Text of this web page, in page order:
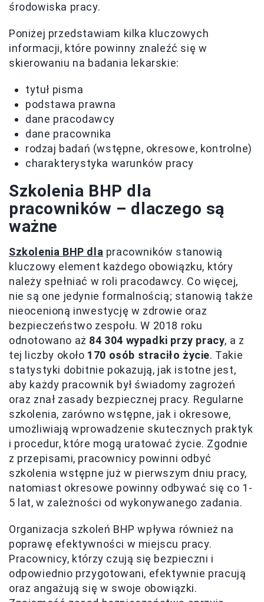
środowiska pracy.
Poniżej przedstawiam kilka kluczowych
informacji, które powinny znaleźć się w
skierowaniu na badania lekarskie:
tytuł pisma
podstawa prawna
dane pracodawcy
dane pracownika
rodzaj badań (wstępne, okresowe, kontrolne)
charakterystyka warunków pracy
Szkolenia BHP dla
pracowników – dlaczego są
ważne
Szkolenia BHP dla pracowników stanowią
kluczowy element każdego obowiązku, który
należy spełniać w roli pracodawcy. Co więcej,
nie są one jedynie formalnością; stanowią także
nieocenioną inwestycję w zdrowie oraz
bezpieczeństwo zespołu. W 2018 roku
odnotowano aż 84 304 wypadki przy pracy, a z
tej liczby około 170 osób straciło życie. Takie
statystyki dobitnie pokazują, jak istotne jest,
aby każdy pracownik był świadomy zagrożeń
oraz znał zasady bezpiecznej pracy. Regularne
szkolenia, zarówno wstępne, jak i okresowe,
umożliwiają wprowadzenie skutecznych praktyk
i procedur, które mogą uratować życie. Zgodnie
z przepisami, pracownicy powinni odbyć
szkolenia wstępne już w pierwszym dniu pracy,
natomiast okresowe powinny odbywać się co 1-
5 lat, w zależności od wykonywanego zadania.
Organizacja szkoleń BHP wpływa również na
poprawę efektywności w miejscu pracy.
Pracownicy, którzy czują się bezpieczni i
odpowiednio przygotowani, efektywnie pracują
oraz angażują się w swoje obowiązki.